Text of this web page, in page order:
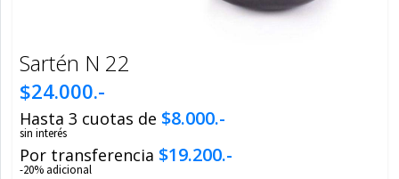
Sartén N 22
$24.000.-
Hasta 3 cuotas de $8.000.-
sin interés
Por transferencia $19.200.-
-20% adicional